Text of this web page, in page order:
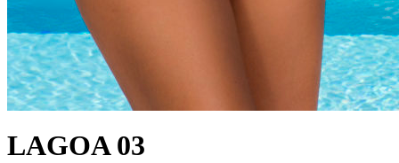
LAGOA 03